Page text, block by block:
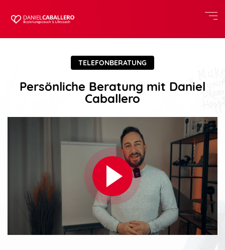
TELEFONBERATUNG
Persönliche Beratung mit Daniel
Caballero